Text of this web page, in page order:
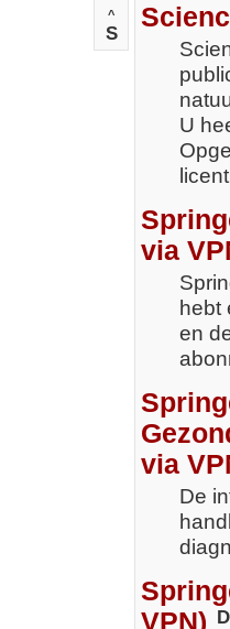
^
S
U
via
hebt
en
via
De
VPN)